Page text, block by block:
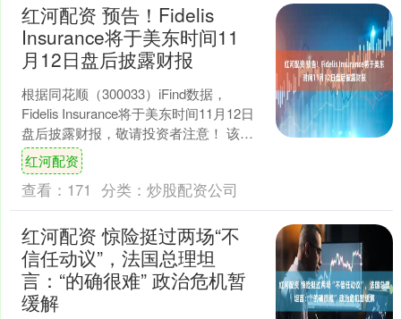
红河配资 预告！Fidelis
Insurance将于美东时间11
月12日盘后披露财报
根据同花顺（300033）iFind数据，
Fidelis Insurance将于美东时间11月12日
盘后披露财报，敬请投资者注意！ 该公
司的历史财报披露情况： ....
红河配资
查看： 171 分类： 炒股配资公司
红河配资 惊险挺过两场“不
信任动议”，法国总理坦
言：“的确很难” 政治危机暂
缓解